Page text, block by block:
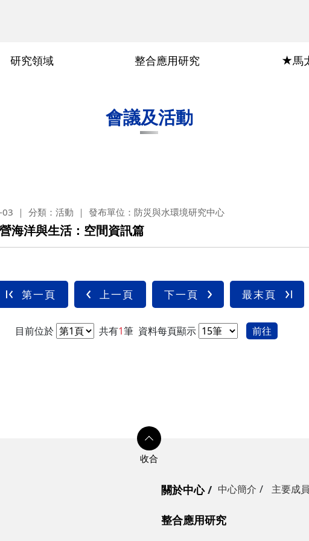
研究領域 整合應用研究 ★馬
會議及活動
03 分類：活動 發布單位：防災與水環境研究中心
海洋與生活：空間資訊篇
第一頁 上一頁 下一頁 最末頁
目前位於 共有1筆 資料每頁顯示 前往
關於中心 中心簡介 主要成員
整合應用研究